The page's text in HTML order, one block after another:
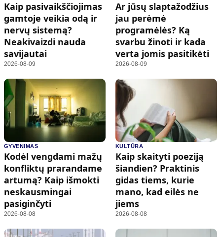
Kaip pasivaikščiojimas
gamtoje veikia odą ir
nervų sistemą?
Neakivaizdi nauda
savijautai
2026-08-09
Ar jūsų slaptažodžius
jau perėmė
programėlės? Ką
svarbu žinoti ir kada
verta jomis pasitikėti
2026-08-09
GYVENIMAS
Kodėl vengdami mažų
konfliktų prarandame
artumą? Kaip išmokti
neskausmingai
pasiginčyti
2026-08-08
KULTŪRA
Kaip skaityti poeziją
šiandien? Praktinis
gidas tiems, kurie
mano, kad eilės ne
jiems
2026-08-08